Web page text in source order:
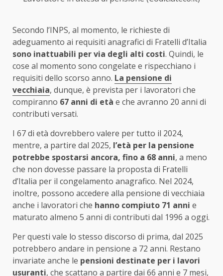
Secondo l’INPS, al momento, le richieste di
adeguamento ai requisiti anagrafici di Fratelli d’Italia
sono inattuabili per via degli alti costi. Quindi, le
cose al momento sono congelate e rispecchiano i
requisiti dello scorso anno. La pensione di
vecchiaia, dunque, è prevista per i lavoratori che
compiranno 67 anni di età e che avranno 20 anni di
contributi versati.
I 67 di età dovrebbero valere per tutto il 2024,
mentre, a partire dal 2025, l’età per la pensione
potrebbe spostarsi ancora, fino a 68 anni, a meno
che non dovesse passare la proposta di Fratelli
d’Italia per il congelamento anagrafico. Nel 2024,
inoltre, possono accedere alla pensione di vecchiaia
anche i lavoratori che hanno compiuto 71 anni e
maturato almeno 5 anni di contributi dal 1996 a oggi.
Per questi vale lo stesso discorso di prima, dal 2025
potrebbero andare in pensione a 72 anni. Restano
invariate anche le pensioni destinate per i lavori
usuranti, che scattano a partire dai 66 anni e 7 mesi,